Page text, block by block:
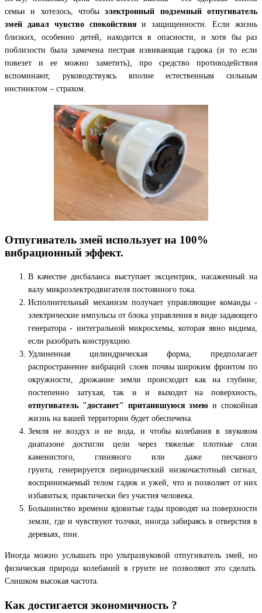
семьи и хотелось, чтобыэлектронный подземный отпугиватель
змей давал чувство спокойствияи защищенности. Если жизнь
близких, особенно детей, находится в опасности, и хотя бы раз
поблизости была замечена пестрая извивающая гадюка (и то если
повезет и ее можно заметить), про средство противодействия
вспоминают, руководствуясь вполне естественным сильным
инстинктом – страхом.
Отпугиватель змей использует на 100%
вибрационный эффект.
В качестве дисбаланса выступает эксцентрик, насаженный на
валу микроэлектродвигателя постоянного тока.
Исполнительный механизм получает управляющие команды -
электрические импульсы от блока управления в виде задающего
генератора - интегральной микросхемы, которая явно видима,
если разобрать конструкцию.
Удлиненная цилиндрическая форма, предполагает
распространение вибраций слоев почвы широким фронтом по
окружности, дрожание земли происходит как на глубине,
постепенно затухая, так и и выходит на поверхность,
отпугиватель "достанет" притаившуюся змею и спокойная
жизнь на вашей территории будет обеспечена.
Земля не воздух и не вода, и чтобы колебания в звуковом
диапазоне достигли цели через тяжелые плотные слои
каменистого, глиняного или даже песчаного
грунта, генерируется периодический низкочастотный сигнал,
воспринимаемый телом гадюк и ужей, что и позволяет от них
избавиться, практически без участия человека.
Большинство времени ядовитые гады проводят на поверхности
земли, где и чувствуют толчки, иногда забираясь в отверстия в
деревьях, пни.
Иногда можно услышать про ультразвуковой отпугиватель змей, но
физическая природа колебаний в грунте не позволяют это сделать.
Слишком высокая частота.
Как достигается экономичность ?